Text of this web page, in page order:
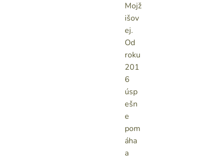
Mojž
išov
ej.
Od
roku
201
6
úsp
ešn
e
pom
áha
a